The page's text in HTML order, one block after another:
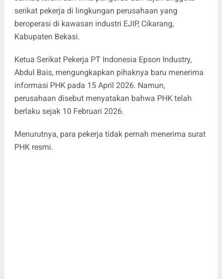
serikat pekerja di lingkungan perusahaan yang
beroperasi di kawasan industri EJIP, Cikarang,
Kabupaten Bekasi.
Ketua Serikat Pekerja PT Indonesia Epson Industry,
Abdul Bais, mengungkapkan pihaknya baru menerima
informasi PHK pada 15 April 2026. Namun,
perusahaan disebut menyatakan bahwa PHK telah
berlaku sejak 10 Februari 2026.
Menurutnya, para pekerja tidak pernah menerima surat
PHK resmi.